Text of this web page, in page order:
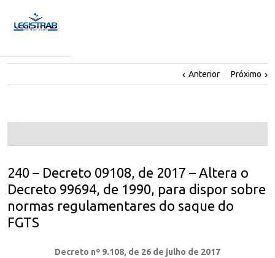
Anterior Próximo
240 – Decreto 09108, de 2017 – Altera o
Decreto 99694, de 1990, para dispor sobre
normas regulamentares do saque do
FGTS
Decreto nº 9.108, de 26 de julho de 2017